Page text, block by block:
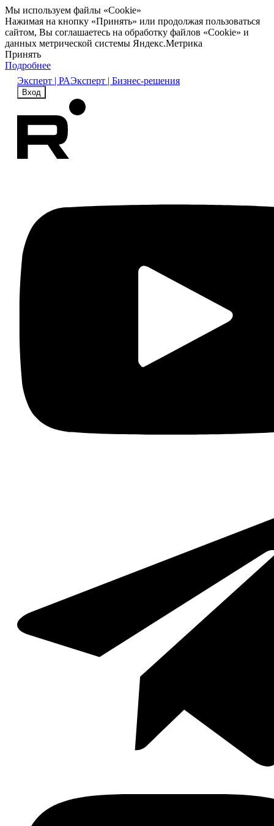
Мы используем файлы «Cookie»
Нажимая на кнопку «Принять» или продолжая пользоваться
сайтом, Вы соглашаетесь на обработку файлов «Cookie» и
данных метрической системы Яндекс.Метрика
Принять
Подробнее
Эксперт | РАЭксперт | Бизнес-решения
Вход